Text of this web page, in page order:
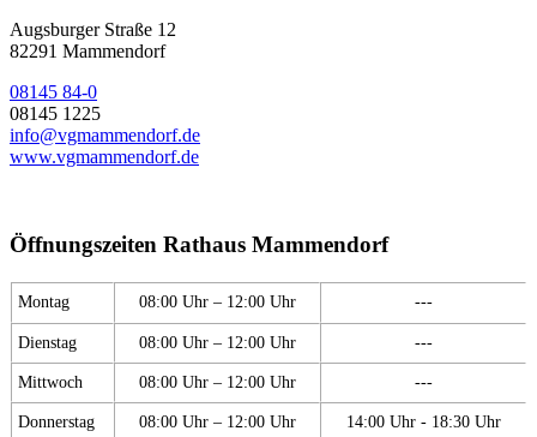
Augsburger Straße 12
82291 Mammendorf
08145 84-0
08145 1225
info@vgmammendorf.de
www.vgmammendorf.de
Öffnungszeiten Rathaus Mammendorf
Montag 08:00 Uhr – 12:00 Uhr ---
Dienstag 08:00 Uhr – 12:00 Uhr ---
Mittwoch 08:00 Uhr – 12:00 Uhr ---
Donnerstag 08:00 Uhr – 12:00 Uhr 14:00 Uhr - 18:30 Uhr